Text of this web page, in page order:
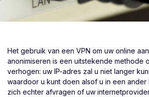
Het gebruik van een VPN om uw online
anonimiseren is een uitstekende methode
verhogen: uw IP-adres zal u niet langer
waardoor u kunt doen alsof u in een ander
zich echter afvragen of uw